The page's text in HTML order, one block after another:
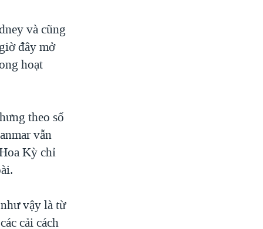
và cũng
đây mở
hoạt
theo số
vẫn
Kỳ chỉ
vậy là từ
cải cách